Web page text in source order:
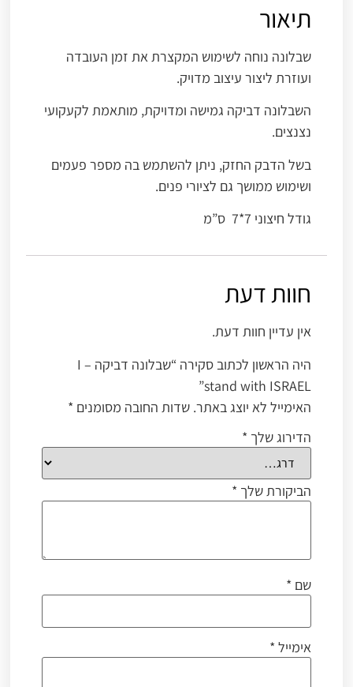
תיאור
שבלונה נוחה לשימוש המקצרת את זמן העובדה
ועוזרת ליצור עיצוב מדויק.
השבלונה דביקה גמישה ומדויקת, מותאמת לקעקועי
נצנצים.
בשל הדבק החזק, ניתן להשתמש בה מספר פעמים
ושימוש ממושך גם לציורי פנים.
גודל חיצוני 7*7 ס”מ
חוות דעת
אין עדיין חוות דעת.
היה הראשון לכתוב סקירה “שבלונה דביקה – I
stand with ISRAEL”
האימייל לא יוצג באתר. שדות החובה מסומנים *
הדירוג שלך *
הביקורת שלך *
שם *
אימייל*